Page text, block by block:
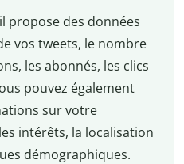
propose des données
vos tweets, le nombre
les abonnés, les clics
pouvez également
sur votre
intérêts, la localisation
démographiques.